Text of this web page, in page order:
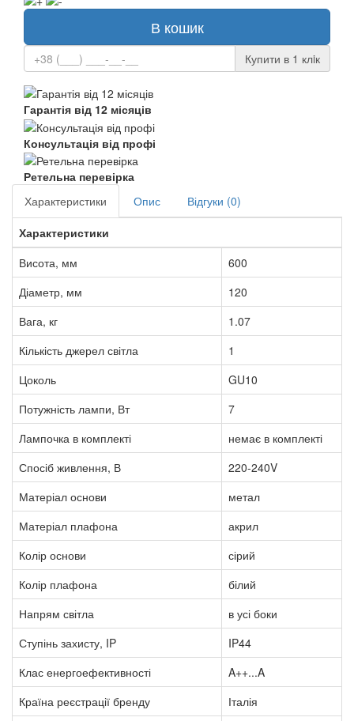
В кошик
Купити в 1 клiк
Гарантія від 12 місяців
Консультація від профі
Ретельна перевірка
Характеристики
Опис
Відгуки (0)
Характеристики
Висота, мм
600
Діаметр, мм
120
Вага, кг
1.07
Кількість джерел світла
1
Цоколь
GU10
Потужність лампи, Вт
7
Лампочка в комплекті
немає в комплекті
Спосіб живлення, В
220-240V
Матеріал основи
метал
Матеріал плафона
акрил
Колір основи
сірий
Колір плафона
білий
Напрям світла
в усі боки
Ступінь захисту, IP
IP44
Клас енергоефективності
A++...A
Країна реєстрації бренду
Італія